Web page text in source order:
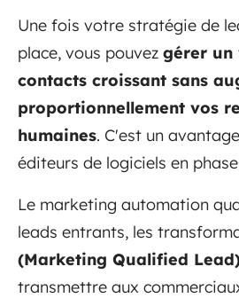
Une fois votre stratégie de
place, vous pouvez gérer un
contacts croissant sans
proportionnellement vos
humaines. C'est un
éditeurs de logiciels en
Le marketing automation
leads entrants, les
(Marketing Qualified
transmettre aux